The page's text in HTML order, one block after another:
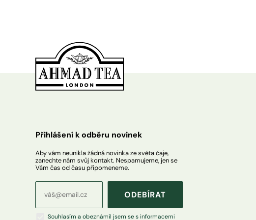
Přihlášení k odběru novinek
Aby vám neunikla žádná novinka ze světa čaje,
zanechte nám svůj kontakt. Nespamujeme, jen se
Vám čas od času připomeneme.
ODEBÍRAT
Souhlasím a obeznámil jsem se s informacemi